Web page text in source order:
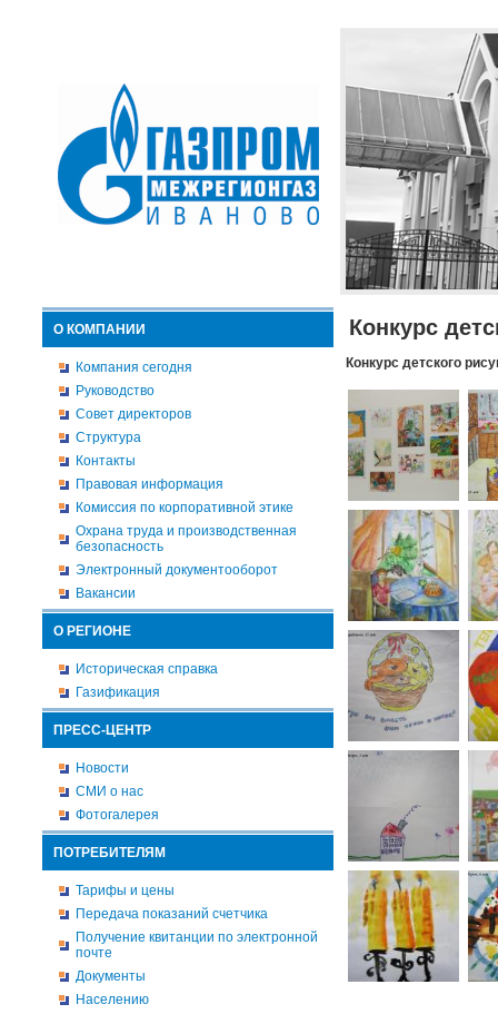
О КОМПАНИИ
Компания сегодня
Руководство
Совет директоров
Структура
Контакты
Правовая информация
Комиссия по корпоративной этике
Охрана труда и производственная
безопасность
Электронный документооборот
Вакансии
О РЕГИОНЕ
Историческая справка
Газификация
ПРЕСС-ЦЕНТР
Новости
СМИ о нас
Фотогалерея
ПОТРЕБИТЕЛЯМ
Тарифы и цены
Передача показаний счетчика
Получение квитанции по электронной
почте
Документы
Населению
Конкурс
Конкурс детского